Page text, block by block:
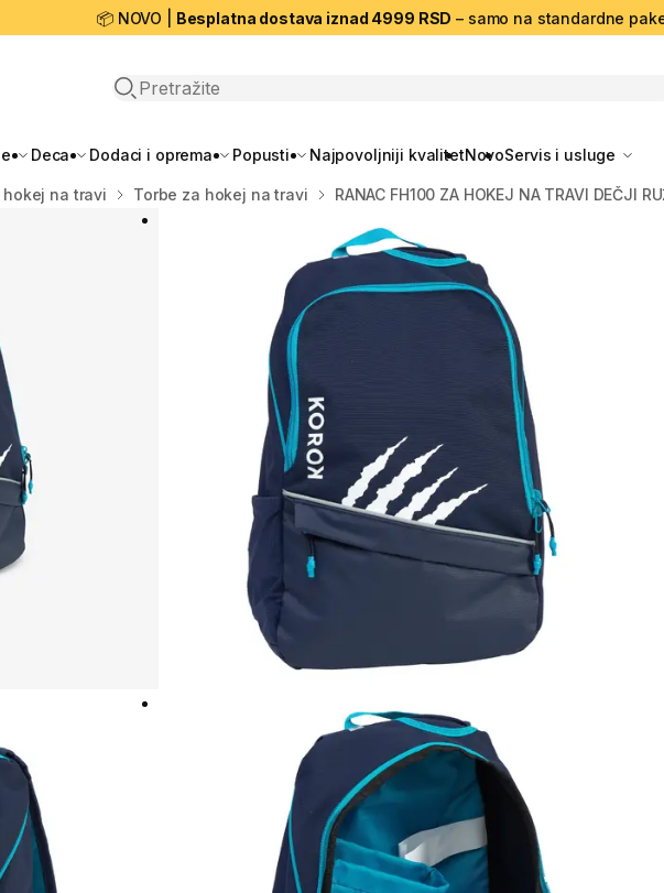
📦 NOVO | Besplatna dostava iznad 4999 RSD – samo na standardne
Open search
Deca Dodaci i oprema Popusti Najpovoljniji kvalitetNovoServis i usluge
na travi Torbe za hokej na travi RANAC FH100 ZA HOKEJ NA TRAVI DEČJI